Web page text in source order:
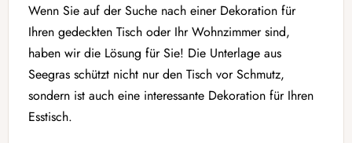
Wenn Sie auf der Suche nach einer Dekoration für
Ihren gedeckten Tisch oder Ihr Wohnzimmer sind,
haben wir die Lösung für Sie! Die Unterlage aus
Seegras schützt nicht nur den Tisch vor Schmutz,
sondern ist auch eine interessante Dekoration für Ihren
Esstisch.